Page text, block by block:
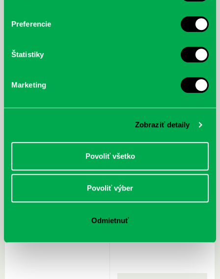
Preferencie
Štatistiky
Marketing
Zobraziť detaily
Povoliť všetko
Povoliť výber
Odmietnuť
cyklistu modernej doby:
nezastaviteľný
Sprievodca po hviezdnej oblohe
Hardy, Paula: Japonsko na tanieri:
kompletný sprievodca